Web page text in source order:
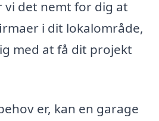
det nemt for dig at
i dit lokalområde,
med at få dit projekt
er, kan en garage